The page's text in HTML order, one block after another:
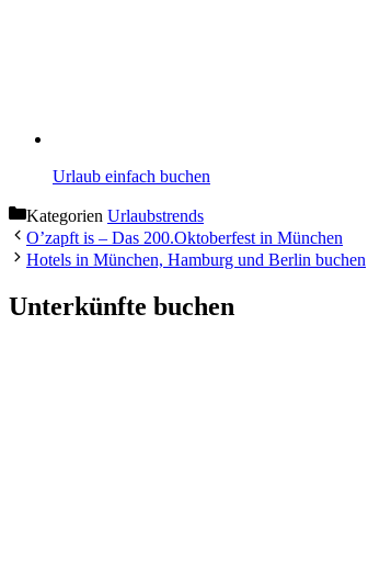
Urlaub einfach buchen
Kategorien Urlaubstrends
O’zapft is – Das 200.Oktoberfest in München
Hotels in München, Hamburg und Berlin buchen
Unterkünfte buchen